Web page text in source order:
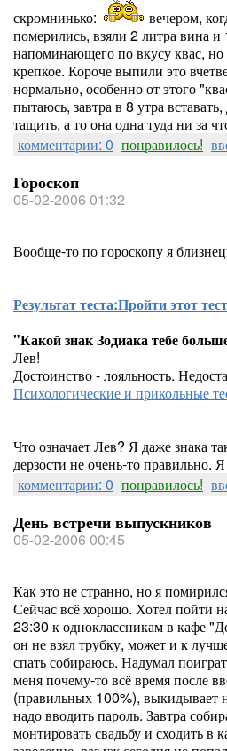
скромнинько:
вечером,
померились, взяли 2 литра вина и
напоминающего по вкусу квас,
крепкое. Короче выпили это
нормально, особенно от этого
пытаюсь, завтра в 8 утра
тащить, а то она одна туда ни за
комментарии: 0 понравилось!
Гороскоп
05-02-2006 01:32
Вообще-то по гороскопу я
Результат теста:Пройти этот тест
"Какой знак Зодиака тебе
Лев!
Достоинство - лояльность.
Психологические и прикольные
Что означает Лев? Я даже знака
дерзости не очень-то правильно.
комментарии: 0 понравилось!
День встречи выпускников
05-02-2006 00:45
Как это не странно, но я
Сейчас всё хорошо. Хотел пойти
23:30 к одноклассникам в кафе
он не взял трубку, может и к
спать собираюсь. Надумал
меня почему-то всё время после
(правильных 100%), выкидывает
надо вводить пароль. Завтра
монтировать свадьбу и сходить в